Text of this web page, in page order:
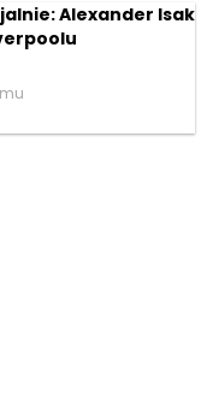
Alexander Isak